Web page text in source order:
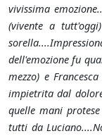
vivissima
(vivente a
dell'emozione fu
mezzo) e
impietrita dal
quelle mani
tutti da